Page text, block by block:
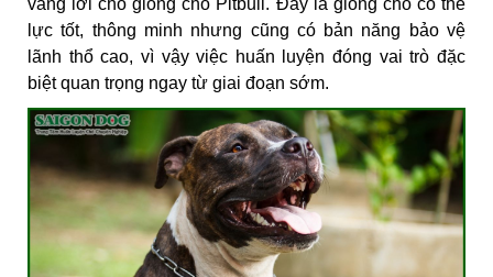
lực tốt, thông minh nhưng cũng có bản năng bảo vệ
lãnh thổ cao, vì vậy việc huấn luyện đóng vai trò đặc
biệt quan trọng ngay từ giai đoạn sớm.